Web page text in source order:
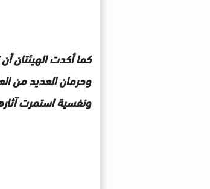
كما أكدت الهيئتان
وحرمان العديد من
ونفسية استمرت